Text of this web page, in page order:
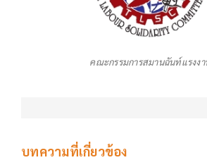
คณะกรรมการสมานฉันท์แรงง
บทความที่เกี่ยวข้อง